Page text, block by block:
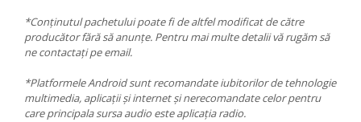
*Conținutul pachetului poate fi de altfel modificat de către
producător fără să anunțe. Pentru mai multe detalii vă rugăm să
ne contactați pe email.
*Platformele Android sunt recomandate iubitorilor de tehnologie
multimedia, aplicații și internet și nerecomandate celor pentru
care principala sursa audio este aplicația radio.